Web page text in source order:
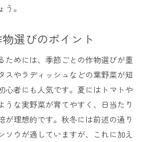
。
選びのポイント
ためには、季節ごとの作物選びが重
スやラディッシュなどの葉野菜が短
心者にも人気です。夏にはトマトや
うな実野菜が育てやすく、日当たり
が理想的です。秋冬には前述の通り
ソウが適していますが、これに加え